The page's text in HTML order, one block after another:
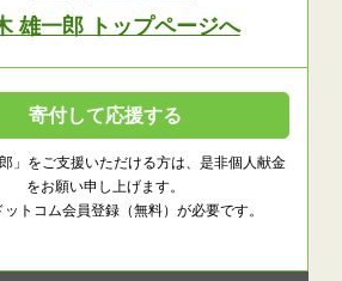
雄一郎 トップページへ
寄付して応援する
郎」をご支援いただける方は、是非個人献金
をお願い申し上げます。
トコム会員登録（無料）が必要です。